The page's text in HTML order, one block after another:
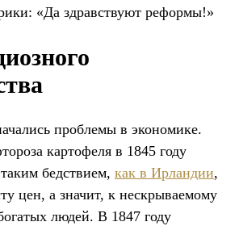
«Да здравствуют реформы!»
проблемы в экономике.
картофеля в 1845 году
бедствием, как в Ирландии,
цен, а значит, к нескрываемому
людей. В 1847 году